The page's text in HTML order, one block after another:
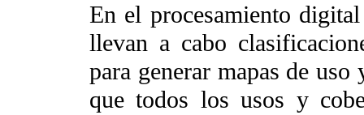
En el procesamiento
llevan a cabo
para generar mapas de uso
que todos los usos y